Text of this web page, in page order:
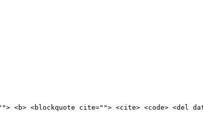
<blockquote cite=""> <cite> <code> <del